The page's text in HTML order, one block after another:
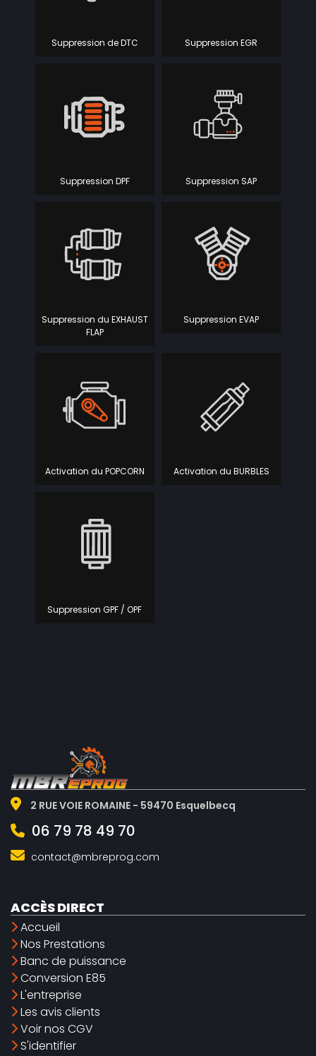
Suppression de DTC Suppression EGR
Suppression DPF Suppression SAP
Suppression du EXHAUST
FLAP
Suppression EVAP
Activation du POPCORN Activation du BURBLES
Suppression GPF / OPF
2 RUE VOIE ROMAINE - 59470 Esquelbecq
06 79 78 49 70
contact@mbreprog.com
ACCÈS DIRECT
Accueil
Nos Prestations
Banc de puissance
Conversion E85
L'entreprise
Les avis clients
Voir nos CGV
S'identifier